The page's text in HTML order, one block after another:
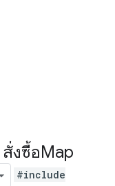
สั่งซื้อMap
#include